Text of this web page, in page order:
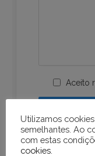
Aceito
Utilizamos
semelhantes. Ao
com estas
cookies